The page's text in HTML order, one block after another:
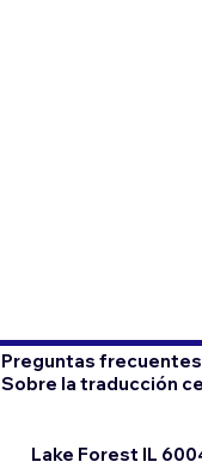
Preguntas
Sobre la traducción
Lake Forest IL